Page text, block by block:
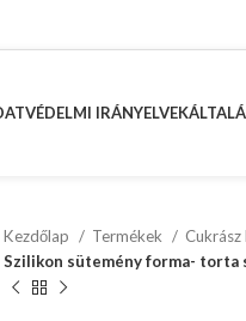
IRÁNYELVEK
Kezdőlap Termékek Cukrász
Szilikon sütemény forma- torta